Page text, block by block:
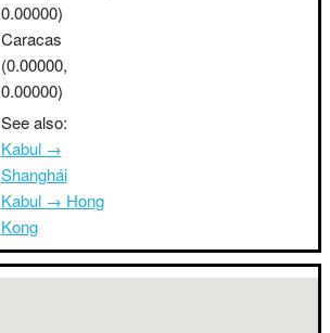
0.00000)
Caracas
(0.00000,
0.00000)
See also:
Kabul →
Shanghái
Kabul → Hong
Kong